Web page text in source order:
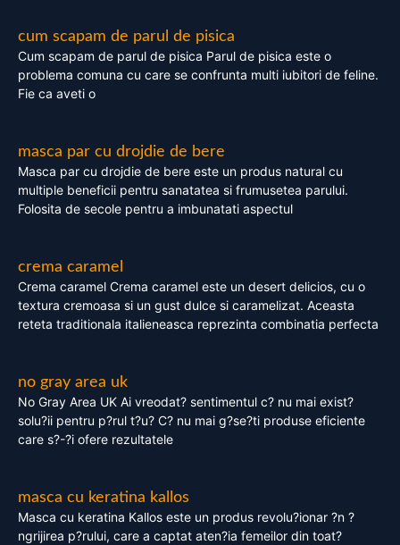
cum scapam de parul de pisica
Cum scapam de parul de pisica Parul de pisica este o
problema comuna cu care se confrunta multi iubitori de feline.
Fie ca aveti o
masca par cu drojdie de bere
Masca par cu drojdie de bere este un produs natural cu
multiple beneficii pentru sanatatea si frumusetea parului.
Folosita de secole pentru a imbunatati aspectul
crema caramel
Crema caramel Crema caramel este un desert delicios, cu o
textura cremoasa si un gust dulce si caramelizat. Aceasta
reteta traditionala italieneasca reprezinta combinatia perfecta
no gray area uk
No Gray Area UK Ai vreodat? sentimentul c? nu mai exist?
solu?ii pentru p?rul t?u? C? nu mai g?se?ti produse eficiente
care s?-?i ofere rezultatele
masca cu keratina kallos
Masca cu keratina Kallos este un produs revolu?ionar ?n ?
ngrijirea p?rului, care a captat aten?ia femeilor din toat?